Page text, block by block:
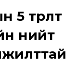
төрөлт
нийт